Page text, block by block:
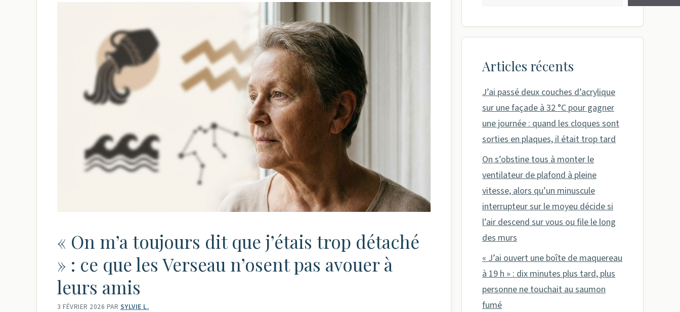
« On m’a toujours dit que j’étais trop détaché
» : ce que les Verseau n’osent pas avouer à
leurs amis
3 FÉVRIER 2026 PAR SYLVIE L.
Articles récents
J’ai passé deux couches d’acrylique
sur une façade à 32 °C pour gagner
une journée : quand les cloques sont
sorties en plaques, il était trop tard
On s’obstine tous à monter le
ventilateur de plafond à pleine
vitesse, alors qu’un minuscule
interrupteur sur le moyeu décide si
l’air descend sur vous ou file le long
des murs
« J’ai ouvert une boîte de maquereau
à 19 h » : dix minutes plus tard, plus
personne ne touchait au saumon
fumé